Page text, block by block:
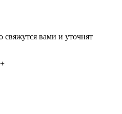
вами и уточнят
+